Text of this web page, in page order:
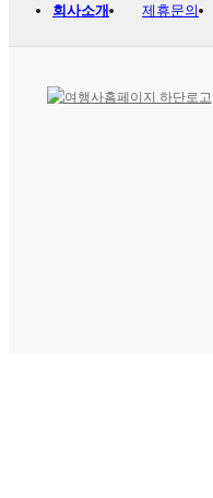
회사소개 제휴문의